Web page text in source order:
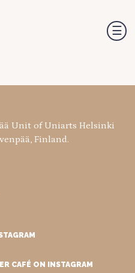
☰
Unit of Uniarts Helsinki
Finland.
CAFÉ ON INSTAGRAM